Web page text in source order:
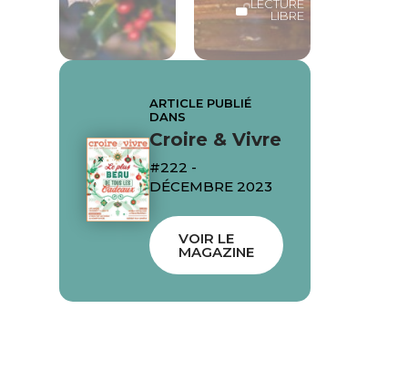
LECTURE
LIBRE
ARTICLE PUBLIÉ
DANS
Croire & Vivre
#222 -
DÉCEMBRE 2023
VOIR LE
MAGAZINE